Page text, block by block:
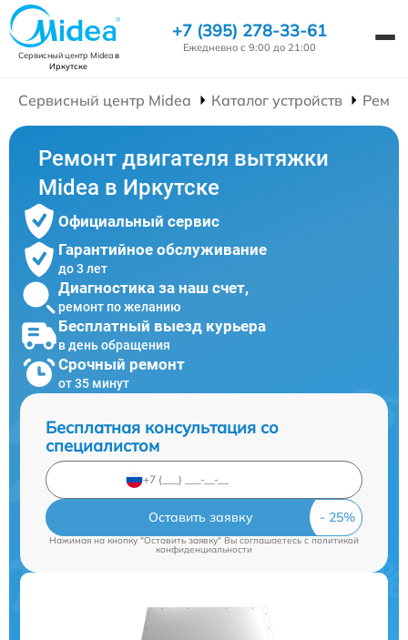
Сервисный центр Mideaв
Иркутске
+7 (395) 278-33-61
Ежедневно с 9:00 до 21:00
Сервисный центр Midea Каталог устройств
Ремонт двигателя вытяжки
Midea в Иркутске
Официальный сервис
Гарантийное обслуживание
до 3 лет
Диагностика за наш счет,
ремонт по желанию
Бесплатный выезд курьера
в день обращения
Срочный ремонт
от 35 минут
Бесплатная консультация со
специалистом
Оставить заявку
Нажимая на кнопку "Оставить заявку" Вы соглашаетесь cполитикой
конфиденциальности